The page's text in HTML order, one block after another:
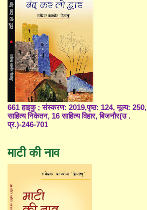
661 हाइकु ; संस्करण: 2019,पृष्ठ: 124, मूल्य: 250,
साहित्य निकेतन, 16 साहित्य विहार, बिजनौर(उ .
प्र.)-246-701
माटी की नाव